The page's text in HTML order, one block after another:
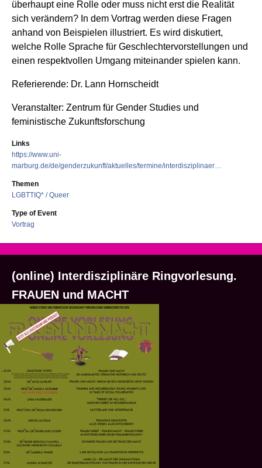
überhaupt eine Rolle oder muss nicht erst die Realität
sich verändern? In dem Vortrag werden diese Fragen
anhand von Beispielen illustriert. Es wird diskutiert,
welche Rolle Sprache für Geschlechtervorstellungen und
einen respektvollen Umgang miteinander spielen kann.
Referierende: Dr. Lann Hornscheidt
Veranstalter: Zentrum für Gender Studies und
feministische Zukunftsforschung
Links
https://www.uni-
marburg.de/de/genderzukunft/aktuelles/termine/interdisziplinaer…
Themen
LGBTTIQ* / Queer
Type of Event
Vortrag
(online) Interdisziplinäre Ringvorlesung.
FRAUEN und MACHT